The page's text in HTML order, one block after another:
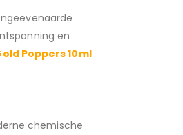
en
Poppers 10ml
chemische